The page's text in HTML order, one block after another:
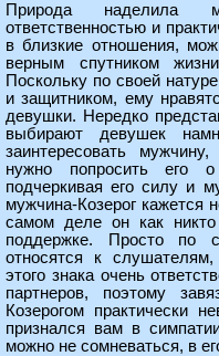
Природа наделила
ответственностью и
в близкие отношения,
верным спутником
Поскольку по своей
и защитником, ему
девушки. Нередко
выбирают девушек
заинтересовать
нужно попросить его
подчеркивая его силу и
мужчина-Козерог
самом деле он как
поддержке. Просто по
относятся к
этого знака очень
партнеров, поэтому
Козерогом практически
признался вам в
можно не сомневаться, в